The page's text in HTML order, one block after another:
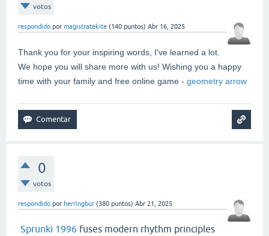
votos
respondido por magistratekite (140 puntos) Abr 16, 2025
Thank you for your inspiring words, I've learned a lot.
We hope you will share more with us! Wishing you a happy
time with your family and free online game - geometry arrow
0
votos
respondido por herringbur (380 puntos) Abr 21, 2025
Sprunki 1996 fuses modern rhythm principles